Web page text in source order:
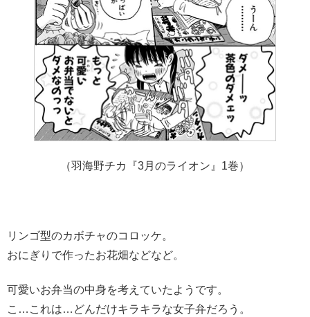
（羽海野チカ『3月のライオン』1巻）
リンゴ型のカボチャのコロッケ。
おにぎりで作ったお花畑などなど。
可愛いお弁当の中身を考えていたようです。
こ…これは…どんだけキラキラな女子弁だろう。